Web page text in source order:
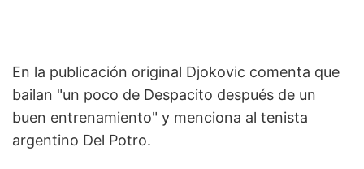
En la publicación original Djokovic comenta que
bailan "un poco de Despacito después de un
buen entrenamiento" y menciona al tenista
argentino Del Potro.